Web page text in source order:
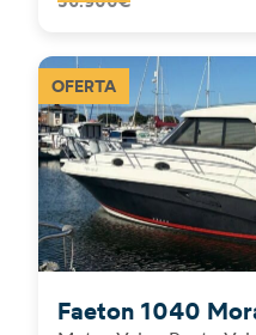
Faeton 1040